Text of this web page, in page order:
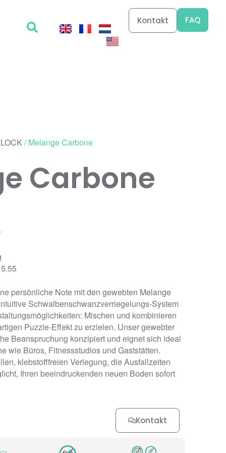
Kontakt FAQ
/ Melange Carbone
Carbone
persönliche Note mit den gewebten Melange
Schwalbenschwanzverriegelungs-System
Mischen und kombinieren
Puzzle-Effekt zu erzielen. Unser gewebter
Beanspruchung konzipiert und eignet sich ideal
wie Büros, Fitnessstudios und Gaststätten.
klebstofffreien Verlegung, die Ausfallzeiten
Ihren beeindruckenden neuen Boden sofort
Kontakt